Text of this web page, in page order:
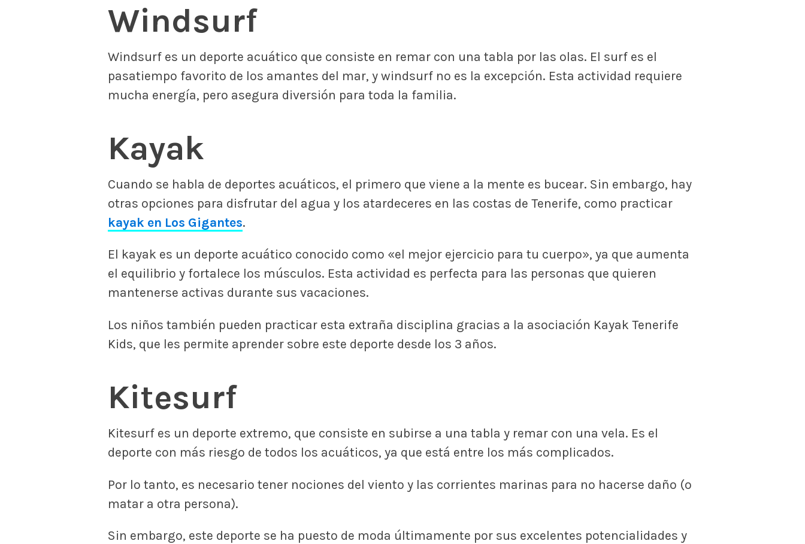
Windsurf
Windsurf es un deporte acuático que consiste en remar con una tabla por las olas. El surf es el
pasatiempo favorito de los amantes del mar, y windsurf no es la excepción. Esta actividad requiere
mucha energía, pero asegura diversión para toda la familia.
Kayak
Cuando se habla de deportes acuáticos, el primero que viene a la mente es bucear. Sin embargo, hay
otras opciones para disfrutar del agua y los atardeceres en las costas de Tenerife, como practicar
kayak en Los Gigantes.
El kayak es un deporte acuático conocido como «el mejor ejercicio para tu cuerpo», ya que aumenta
el equilibrio y fortalece los músculos. Esta actividad es perfecta para las personas que quieren
mantenerse activas durante sus vacaciones.
Los niños también pueden practicar esta extraña disciplina gracias a la asociación Kayak Tenerife
Kids, que les permite aprender sobre este deporte desde los 3 años.
Kitesurf
Kitesurf es un deporte extremo, que consiste en subirse a una tabla y remar con una vela. Es el
deporte con más riesgo de todos los acuáticos, ya que está entre los más complicados.
Por lo tanto, es necesario tener nociones del viento y las corrientes marinas para no hacerse daño (o
matar a otra persona).
Sin embargo, este deporte se ha puesto de moda últimamente por sus excelentes potencialidades y